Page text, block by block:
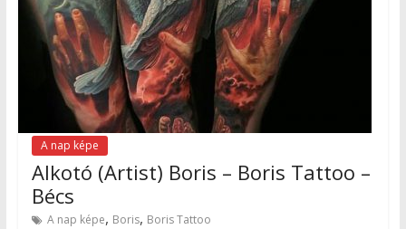
A nap képe
Alkotó (Artist) Boris – Boris Tattoo –
Bécs
A nap képe, Boris, Boris Tattoo